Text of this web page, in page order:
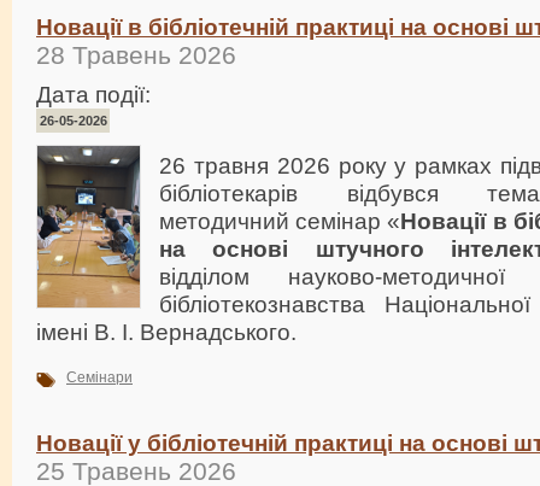
Новації в бібліотечній практиці на основі
28 Травень 2026
Дата події:
26-05-2026
26 травня 2026 року у рамках
бібліотекарів відбувся
методичний семінар «Новації в
на основі штучного
відділом науково-
бібліотекознавства
імені В. І. Вернадського.
Семінари
Новації у бібліотечній практиці на основі
25 Травень 2026